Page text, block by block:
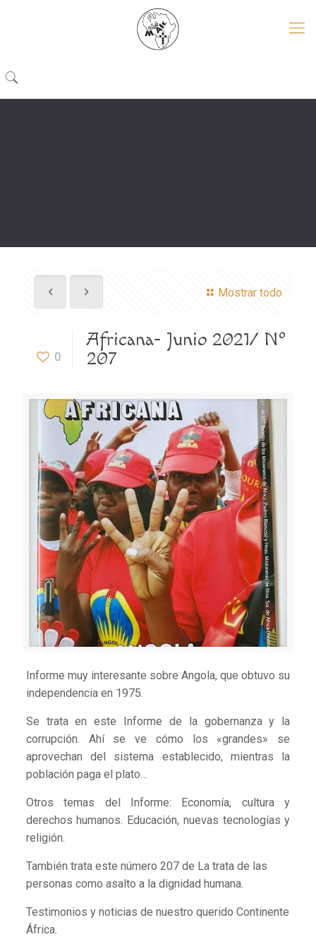
Mostrar todo
0
Africana- Junio 2021/ Nº
207
Informe muy interesante sobre Angola, que obtuvo su
independencia en 1975.
Se trata en este Informe de la gobernanza y la
corrupción. Ahí se ve cómo los «grandes» se
aprovechan del sistema establecido, mientras la
población paga el plato…
Otros temas del Informe: Economía, cultura y
derechos humanos. Educación, nuevas tecnologías y
religión.
También trata este número 207 de La trata de las
personas como asalto a la dignidad humana.
Testimonios y noticias de nuestro querido Continente
África.